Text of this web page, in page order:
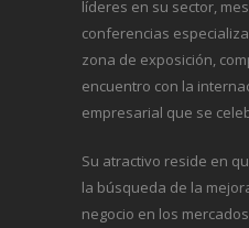
líderes en su sector,
conferencias
zona de exposición,
encuentro con la
empresarial que se
Su atractivo reside en
la búsqueda de la
negocio en los